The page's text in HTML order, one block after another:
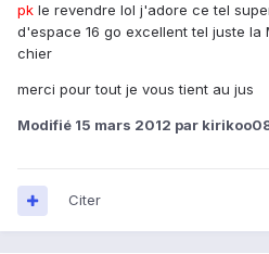
pk le revendre lol j'adore ce tel
d'espace 16 go excellent tel juste la
chier
merci pour tout je vous tient au jus
Modifié 15 mars 2012 par
Citer